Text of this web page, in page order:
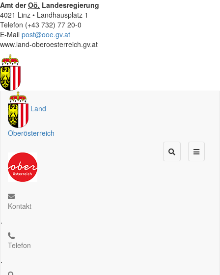
Amt derOö. Landesregierung
4021 Linz • Landhausplatz 1
Telefon (+43 732) 77 20-0
E-Mail post@ooe.gv.at
www.land-oberoesterreich.gv.at
Land
Oberösterreich
Kontakt
.
Telefon
.